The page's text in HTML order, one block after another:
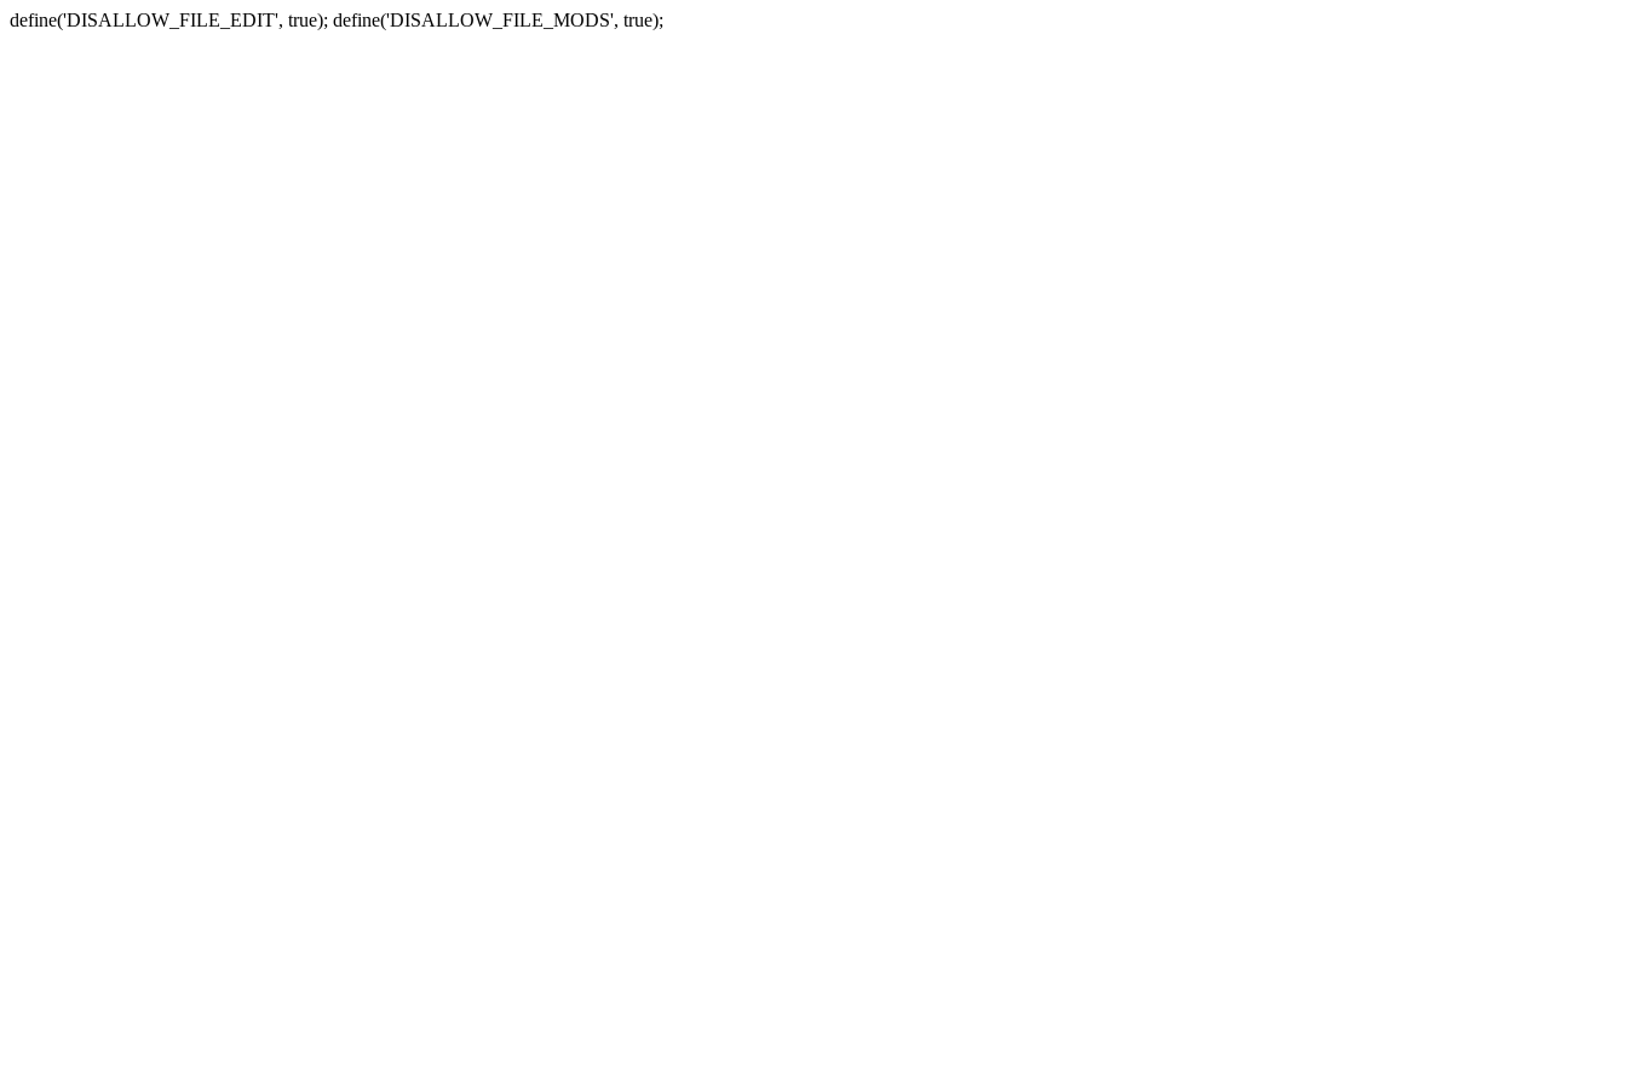
define('DISALLOW_FILE_EDIT', true); define('DISALLOW_FILE_MODS', true);